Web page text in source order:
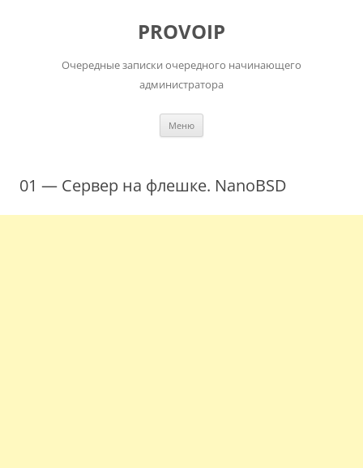
PROVOIP
Очередные записки очередного начинающего
администратора
Меню
01 — Сервер на флешке. NanoBSD